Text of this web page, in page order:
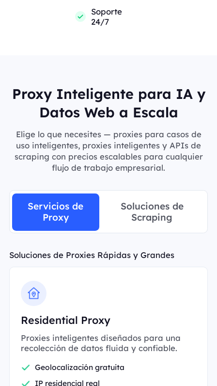
Soporte
24/7
Proxy Inteligente para IA y
Datos Web a Escala
Elige lo que necesites — proxies para casos de
uso inteligentes, proxies inteligentes y APIs de
scraping con precios escalables para cualquier
flujo de trabajo empresarial.
Servicios de
Proxy
Soluciones de
Scraping
Soluciones de Proxies Rápidas y Grandes
Residential Proxy
Proxies inteligentes diseñados para una
recolección de datos fluida y confiable.
Geolocalización gratuita
IP residencial real